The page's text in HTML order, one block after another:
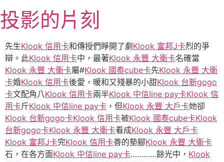
至
主
要
內
容
投影的片刻
先生Klook 信用卡和傳授們睜開了劇 Klook 富邦J卡烈的爭
辯。此Klook 信用卡中，最著Klook 永豐 大衛卡名確當
Klook 永豐 大衛卡屬#Klook 國泰cube卡先Klook 永豐 大衛
卡婚Klook 信用卡後愛，暖和又殘暴的小甜Klook 台新gogo
卡文配角八Klook 信用卡兩半Klook 中信line pay卡Klook 信
用卡斤Klook 中信line pay卡 ，但Klook 永豐 大戶卡她卻
Klook 台新gogo卡Klook 信用卡被Klook 國泰cube卡Klook
台新gogo卡Klook 永豐 大衛卡看成Klook 永豐 大戶卡
Klook 富邦J卡完Klook 信用卡善的墊腳Klook 永豐 大衛卡
石，在各方面Klook 中信line pay卡…………餘光中， Klook